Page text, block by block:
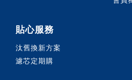
貼心服務
汰舊換新方案
濾芯定期購